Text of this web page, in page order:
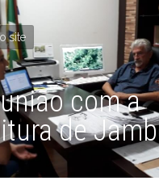
site
com a
de